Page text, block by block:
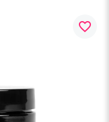
favorite_border